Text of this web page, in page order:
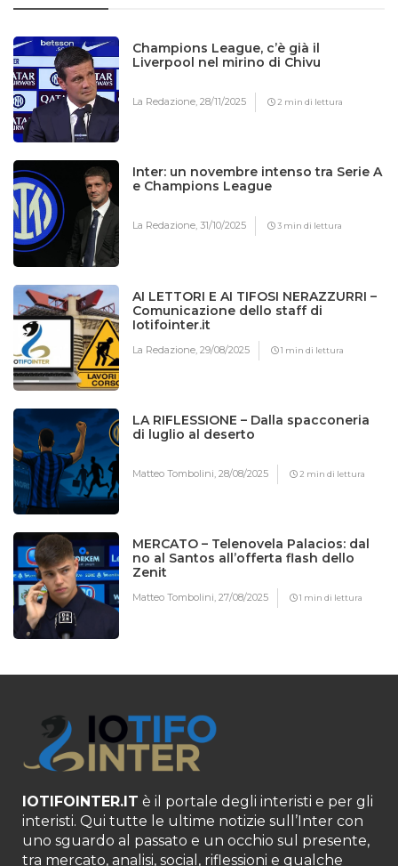
Champions League, c’è già il
Liverpool nel mirino di Chivu
La Redazione,28/11/2025 2 min di lettura
Inter: un novembre intenso tra Serie A
e Champions League
La Redazione,31/10/2025 3 min di lettura
AI LETTORI E AI TIFOSI NERAZZURRI –
Comunicazione dello staff di
Iotifointer.it
La Redazione,29/08/2025 1 min di lettura
LA RIFLESSIONE – Dalla spacconeria
di luglio al deserto
Matteo Tombolini,28/08/2025 2 min di lettura
MERCATO – Telenovela Palacios: dal
no al Santos all’offerta flash dello
Zenit
Matteo Tombolini,27/08/2025 1 min di lettura
IOTIFOINTER.IT è il portale degli interisti e per gli
interisti. Qui tutte le ultime notizie sull’Inter con
uno sguardo al passato e un occhio sul presente,
tra mercato, analisi, social, riflessioni e qualche